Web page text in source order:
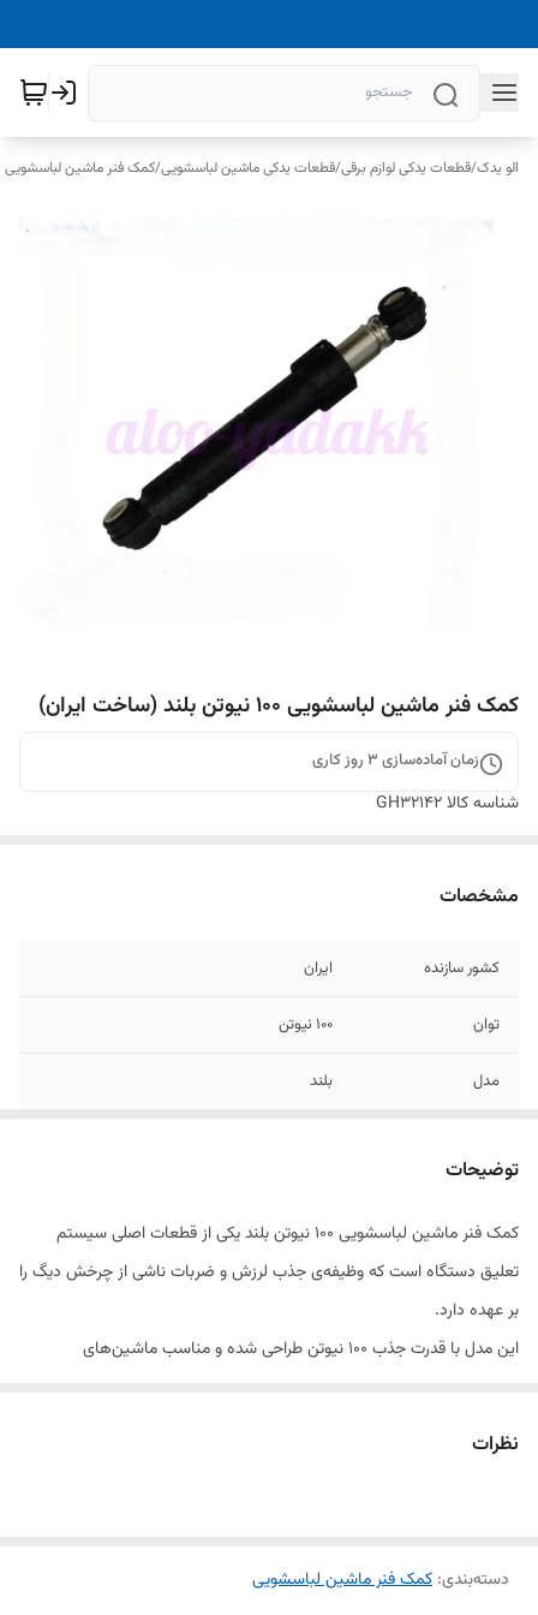
الو یدک/قطعات یدکی لوازم برقی/قطعات یدکی ماشین لباسشویی/کمک فنر ماشین لباسشویی
کمک فنر ماشین لباسشویی ۱۰۰ نیوتن بلند (ساخت ایران)
زمان آماده‌سازی 3 روز کاری
شناسه کالاGH32142
مشخصات
کشور سازنده ایران
توان ۱۰۰ نیوتن
مدل بلند
توضیحات
کمک فنر ماشین لباسشویی ۱۰۰ نیوتن بلند یکی از قطعات اصلی سیستم
تعلیق دستگاه است که وظیفه‌ی جذب لرزش و ضربات ناشی از چرخش دیگ را
بر عهده دارد.
این مدل با قدرت جذب ۱۰۰ نیوتن طراحی شده و مناسب ماشین‌های
تعویض به‌موقع این کمک فنر از آسیب به دیگ و سایر قطعات داخلی جلوگیری
نظرات
دسته‌بندی: کمک فنر ماشین لباسشویی